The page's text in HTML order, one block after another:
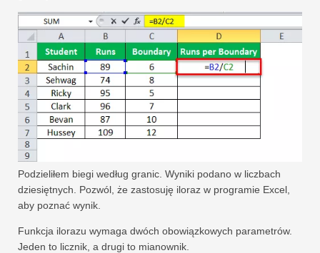
Podzieliłem biegi według granic. Wyniki podano w liczbach
dziesiętnych. Pozwól, że zastosuję iloraz w programie Excel,
aby poznać wynik.
Funkcja ilorazu wymaga dwóch obowiązkowych parametrów.
Jeden to licznik, a drugi to mianownik.